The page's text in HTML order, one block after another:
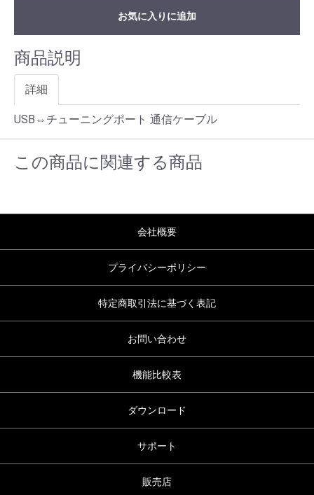
お気に入りに追加
商品説明
詳細
USB⇔チューニングポート 通信ケーブル
この商品に関連する商品
会社概要
プライバシーポリシー
特定商取引法に基づく表記
お問い合わせ
機能比較表
ダウンロード
サポート
販売店